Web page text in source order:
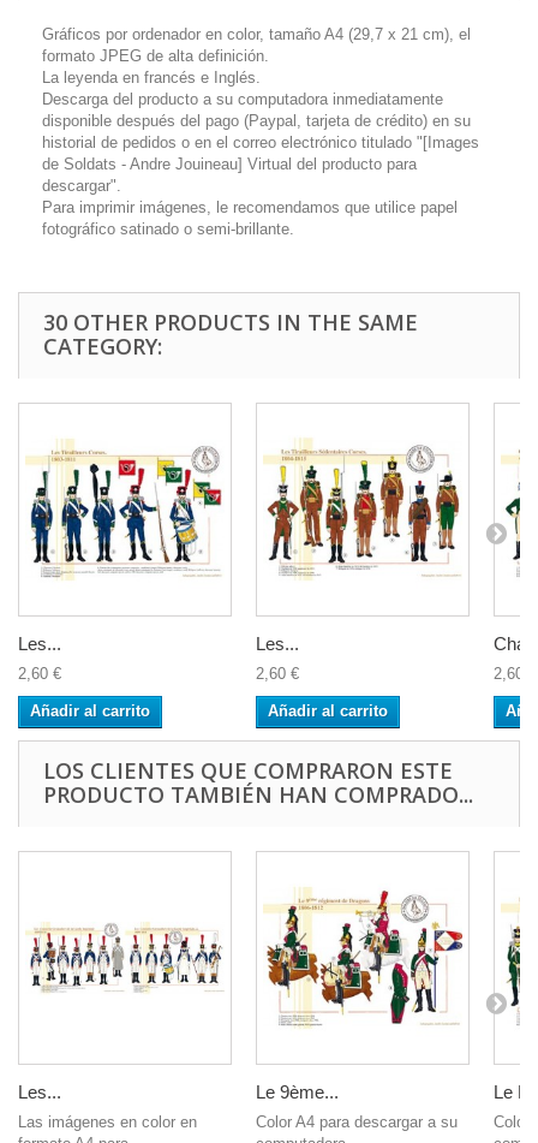
Gráficos por ordenador en color, tamaño A4 (29,7 x 21 cm), el
formato JPEG de alta definición.
La leyenda en francés e Inglés.
Descarga del producto a su computadora inmediatamente
disponible después del pago (Paypal, tarjeta de crédito) en su
historial de pedidos o en el correo electrónico titulado "[Images
de Soldats - Andre Jouineau] Virtual del producto para
descargar".
Para imprimir imágenes, le recomendamos que utilice papel
fotográfico satinado o semi-brillante.
30 OTHER PRODUCTS IN THE SAME
CATEGORY:
Les...
2,60 €
Añadir al carrito
Les...
2,60 €
Añadir al carrito
2,60 €
LOS CLIENTES QUE COMPRARON ESTE
PRODUCTO TAMBIÉN HAN COMPRADO...
Les...
Las imágenes en color en
Le 9ème...
Color A4 para descargar a su
Le
Color